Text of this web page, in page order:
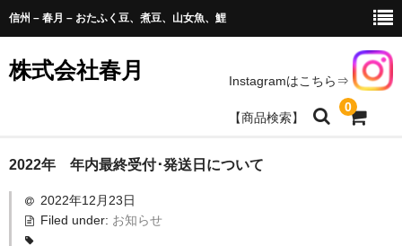
信州 – 春月 – おたふく豆、煮豆、山女魚、鯉
株式会社春月 Instagramはこちら⇒
【商品検索】
0
商品のお求め
豆、山菜、農産加工商品
天女魚、鯉、水産加工
2022年 年内最終受付･発送日について
2022年12月23日
Filed under: お知らせ